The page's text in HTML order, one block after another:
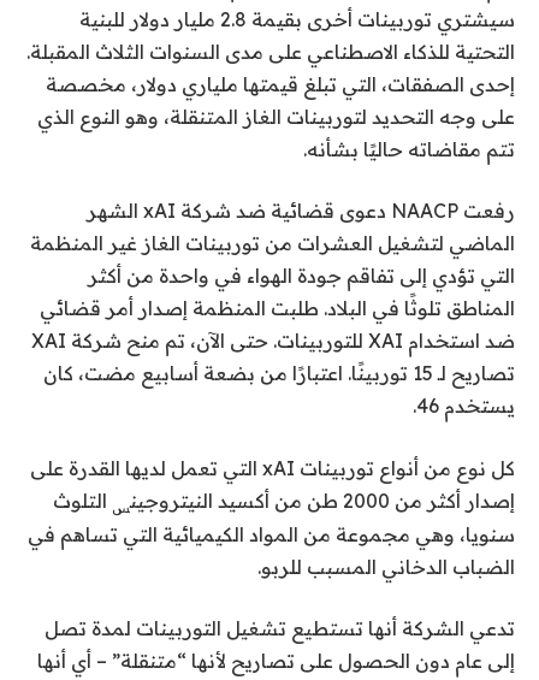
سيشتري توربينات أخرى بقيمة 2.8 مليار دولار للبنية
التحتية للذكاء الاصطناعي على مدى السنوات الثلاث المقبلة.
إحدى الصفقات، التي تبلغ قيمتها ملياري دولار، مخصصة
على وجه التحديد لتوربينات الغاز المتنقلة، وهو النوع الذي
تتم مقاضاته حاليًا بشأنه.
رفعت NAACP دعوى قضائية ضد شركة xAI الشهر
الماضي لتشغيل العشرات من توربينات الغاز غير المنظمة
التي تؤدي إلى تفاقم جودة الهواء في واحدة من أكثر
المناطق تلوثًا في البلاد. طلبت المنظمة إصدار أمر قضائي
ضد استخدام XAI للتوربينات. حتى الآن، تم منح شركة XAI
تصاريح لـ 15 توربينًا. اعتبارًا من بضعة أسابيع مضت، كان
يستخدم 46.
كل نوع من أنواع توربينات xAI التي تعمل لديها القدرة على
إصدار أكثر من 2000 طن من أكسيد النيتروجين
س التلوث
سنويا، وهي مجموعة من المواد الكيميائية التي تساهم في
الضباب الدخاني المسبب للربو.
تدعي الشركة أنها تستطيع تشغيل التوربينات لمدة تصل
إلى عام دون الحصول على تصاريح لأنها “متنقلة” – أي أنها